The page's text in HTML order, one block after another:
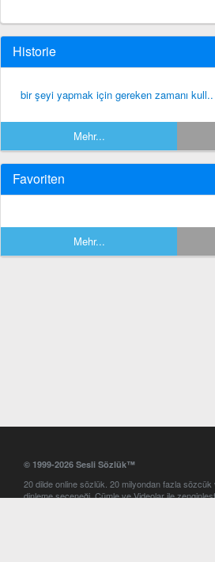
Historie
bir şeyi yapmak için gereken zamanı kull..
Mehr...
Favoriten
Mehr...
© 1999-2026 Sesli Sözlük™
20 dilde online sözlük. 20 milyondan fazla sözcük
dinleme seçeneği. Cümle ve Videolar ile